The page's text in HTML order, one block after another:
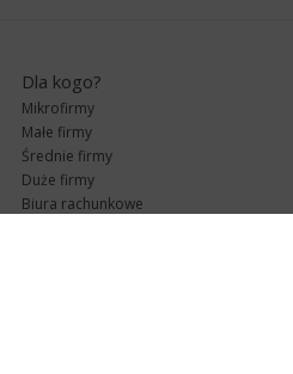
Dla kogo?
Mikrofirmy
Małe firmy
Średnie firmy
Duże firmy
Biura rachunkowe